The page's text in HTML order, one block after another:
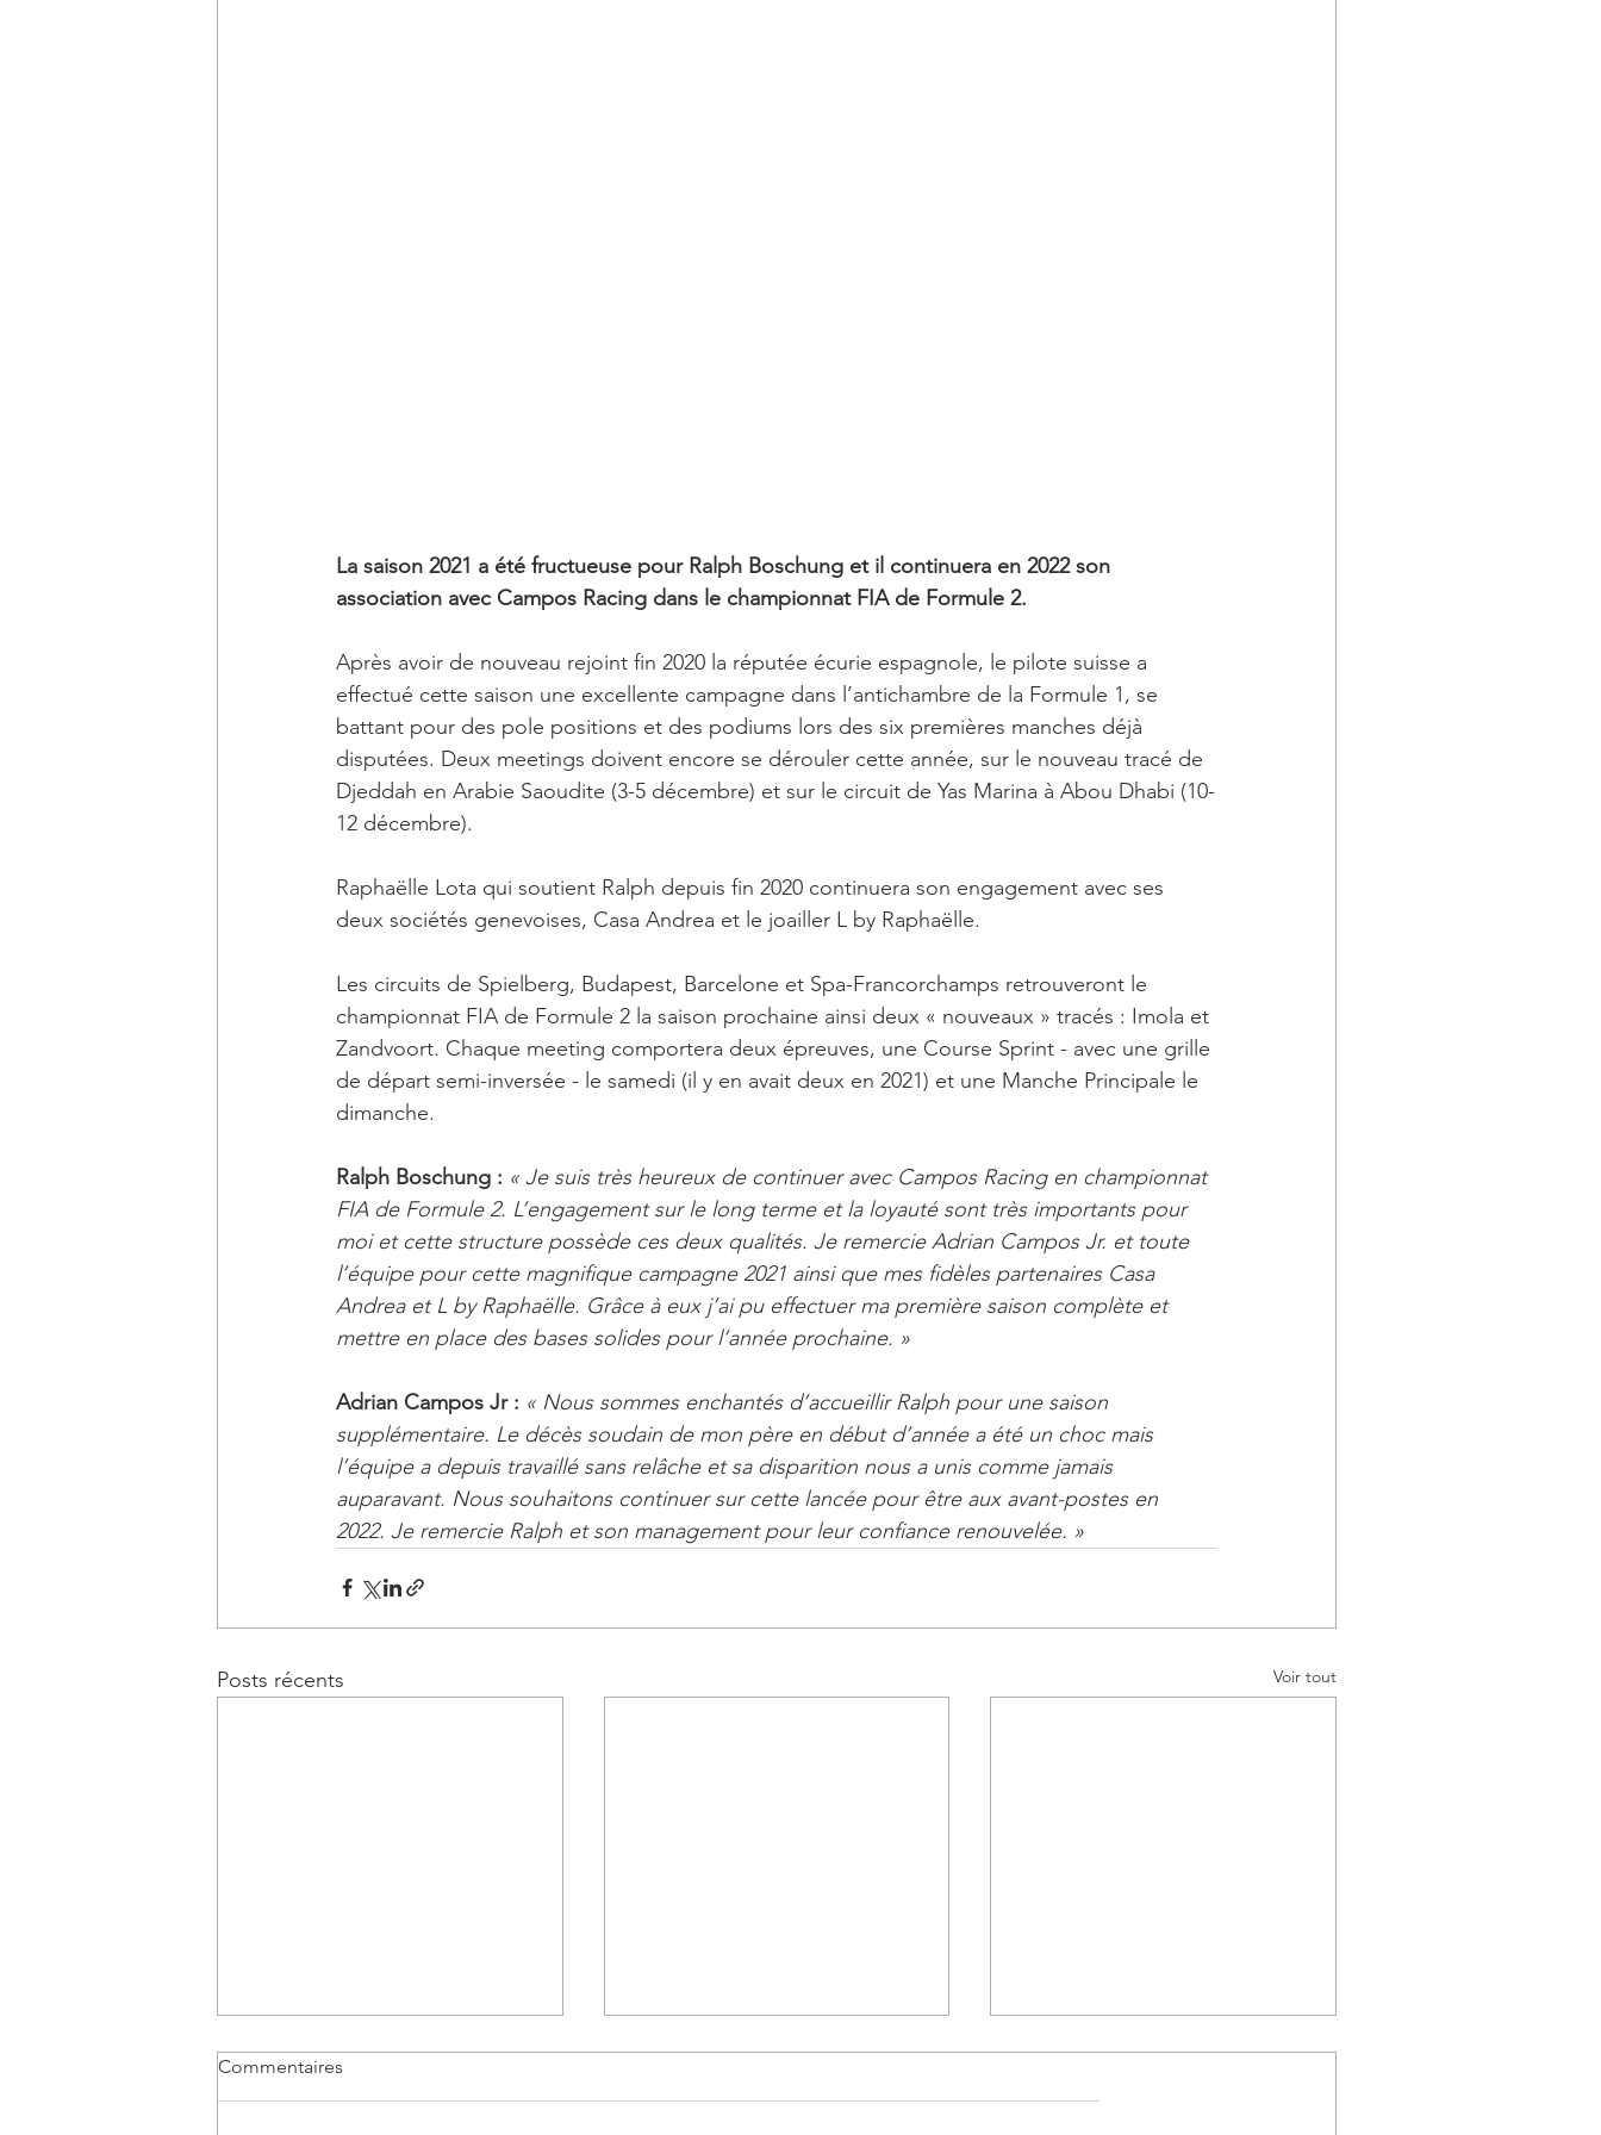
La saison 2021 a été fructueuse pour Ralph Boschung et il continuera en 2022 son
association avec Campos Racing dans le championnat FIA de Formule 2.
Après avoir de nouveau rejoint fin 2020 la réputée écurie espagnole, le pilote suisse a
effectué cette saison une excellente campagne dans l’antichambre de la Formule 1, se
battant pour des pole positions et des podiums lors des six premières manches déjà
disputées. Deux meetings doivent encore se dérouler cette année, sur le nouveau tracé de
Djeddah en Arabie Saoudite (3-5 décembre) et sur le circuit de Yas Marina à Abou Dhabi (10-
12 décembre).
Raphaëlle Lota qui soutient Ralph depuis fin 2020 continuera son engagement avec ses
deux sociétés genevoises, Casa Andrea et le joailler L by Raphaëlle.
Les circuits de Spielberg, Budapest, Barcelone et Spa-Francorchamps retrouveront le
championnat FIA de Formule 2 la saison prochaine ainsi deux « nouveaux » tracés : Imola et
Zandvoort. Chaque meeting comportera deux épreuves, une Course Sprint - avec une grille
de départ semi-inversée - le samedi (il y en avait deux en 2021) et une Manche Principale le
dimanche.
Ralph Boschung : « Je suis très heureux de continuer avec Campos Racing en championnat
FIA de Formule 2. L’engagement sur le long terme et la loyauté sont très importants pour
moi et cette structure possède ces deux qualités. Je remercie Adrian Campos Jr. et toute
l’équipe pour cette magnifique campagne 2021 ainsi que mes fidèles partenaires Casa
Andrea et L by Raphaëlle. Grâce à eux j’ai pu effectuer ma première saison complète et
mettre en place des bases solides pour l’année prochaine. »
Adrian Campos Jr : « Nous sommes enchantés d’accueillir Ralph pour une saison
supplémentaire. Le décès soudain de mon père en début d’année a été un choc mais
l’équipe a depuis travaillé sans relâche et sa disparition nous a unis comme jamais
auparavant. Nous souhaitons continuer sur cette lancée pour être aux avant-postes en
2022. Je remercie Ralph et son management pour leur confiance renouvelée. »
Posts récents Voir tout
Commentaires